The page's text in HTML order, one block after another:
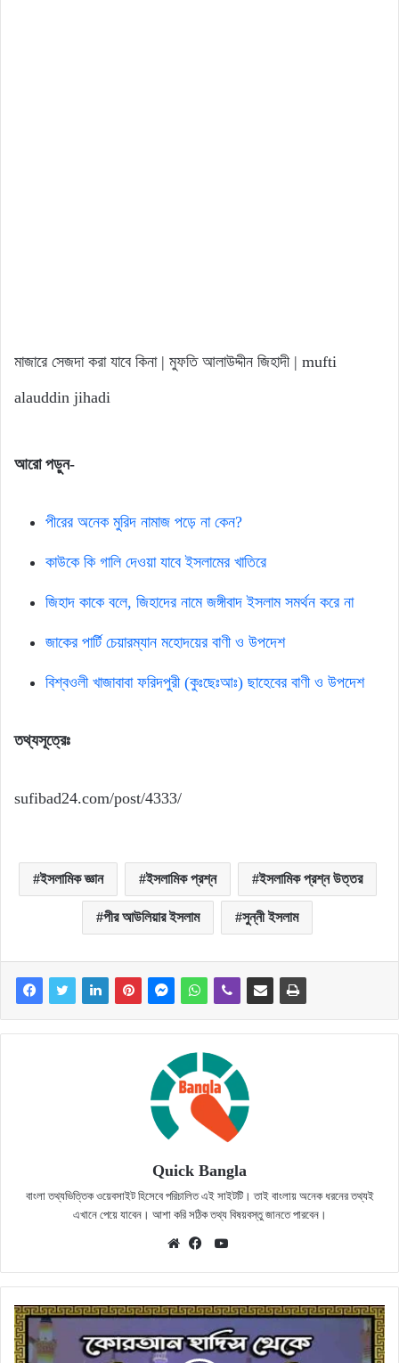
মাজারে সেজদা করা যাবে কিনা | মুফতি আলাউদ্দীন জিহাদী | mufti
alauddin jihadi
আরো পড়ুন-
পীরের অনেক মুরিদ নামাজ পড়ে না কেন?
কাউকে কি গালি দেওয়া যাবে ইসলামের খাতিরে
জিহাদ কাকে বলে, জিহাদের নামে জঙ্গীবাদ ইসলাম সমর্থন করে না
জাকের পার্টি চেয়ারম্যান মহোদয়ের বাণী ও উপদেশ
বিশ্বওলী খাজাবাবা ফরিদপুরী (কুঃছেঃআঃ) ছাহেবের বাণী ও উপদেশ
তথ্যসূত্রেঃ
sufibad24.com/post/4333/
ইসলামিক জ্ঞান ইসলামিক প্রশ্ন ইসলামিক প্রশ্ন উত্তর
পীর আউলিয়ার ইসলাম সুন্নী ইসলাম
Quick Bangla
বাংলা তথ্যভিত্তিক ওয়েবসাইট হিসেবে পরিচালিত এই সাইটটি। তাই বাংলায় অনেক ধরনের তথ্যই
এখানে পেয়ে যাবেন। আশা করি সঠিক তথ্য বিষয়বস্তু জানতে পারবেন।
YouTube
নবী
আমাদের
মতই